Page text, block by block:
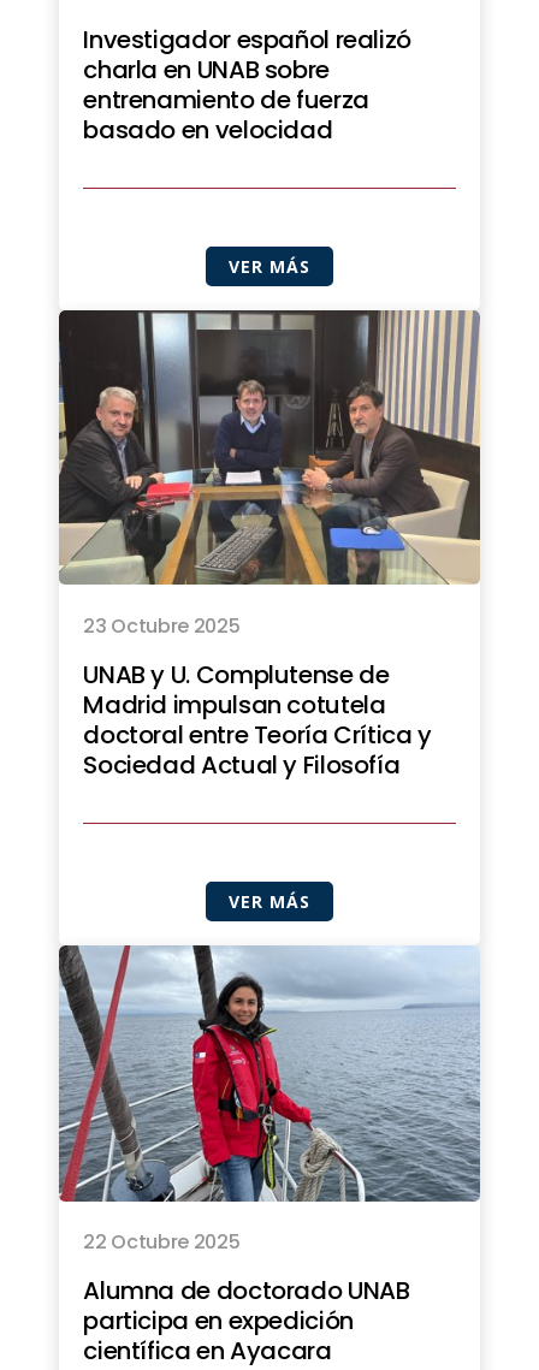
Investigador español realizó
charla en UNAB sobre
entrenamiento de fuerza
basado en velocidad
VER MÁS
23 Octubre 2025
UNAB y U. Complutense de
Madrid impulsan cotutela
doctoral entre Teoría Crítica y
Sociedad Actual y Filosofía
VER MÁS
22 Octubre 2025
Alumna de doctorado UNAB
participa en expedición
científica en Ayacara